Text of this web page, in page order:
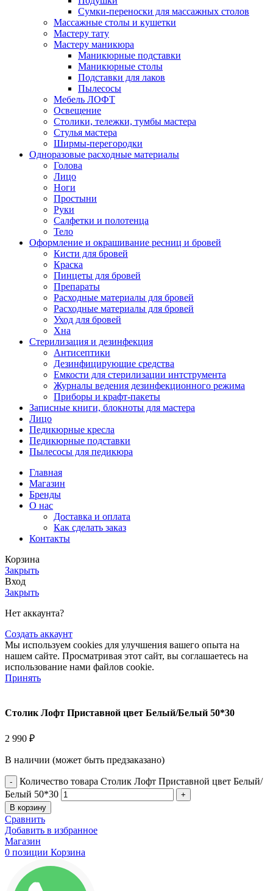
Сумки-переноски для массажных столов
Массажные столы и кушетки
Мастеру тату
Мастеру маникюра
Маникюрные подставки
Маникюрные столы
Подставки для лаков
Пылесосы
Мебель ЛОФТ
Освещение
Столики, тележки, тумбы мастера
Стулья мастера
Ширмы-перегородки
Одноразовые расходные материалы
Голова
Лицо
Ноги
Простыни
Руки
Салфетки и полотенца
Тело
Оформление и окрашивание ресниц и бровей
Кисти для бровей
Краска
Пинцеты для бровей
Препараты
Расходные материалы для бровей
Расходные материалы для бровей
Уход для бровей
Хна
Стерилизация и дезинфекция
Антисептики
Дезинфицирующие средства
Емкости для стерилизации интструмента
Журналы ведения дезинфекционного режима
Приборы и крафт-пакеты
Записные книги, блокноты для мастера
Лицо
Педикюрные кресла
Педикюрные подставки
Пылесосы для педикюра
Главная
Магазин
Бренды
О нас
Доставка и оплата
Как сделать заказ
Контакты
Корзина
Закрыть
Вход
Закрыть
Нет аккаунта?
Создать аккаунт
Мы используем cookies для улучшения вашего опыта на
нашем сайте. Просматривая этот сайт, вы соглашаетесь на
использование нами файлов cookie.
Принять
Столик Лофт Приставной цвет Белый/Белый 50*30
2 990 ₽
В наличии (может быть предзаказано)
Количество товара Столик Лофт Приставной цвет Белый/
Белый 50*30
В корзину
Сравнить
Добавить в избранное
Магазин
0 позиции Корзина